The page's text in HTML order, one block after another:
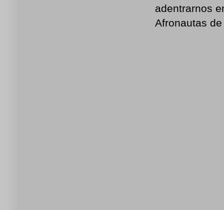
adentrarnos
Afronautas